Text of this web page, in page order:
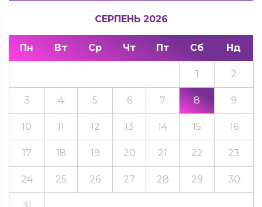
СЕРПЕНЬ 2026
Пн Вт Ср Чт Пт Сб Нд
1 2
3 4 5 6 7 8 9
10 11 12 13 14 15 16
17 18 19 20 21 22 23
24 25 26 27 28 29 30